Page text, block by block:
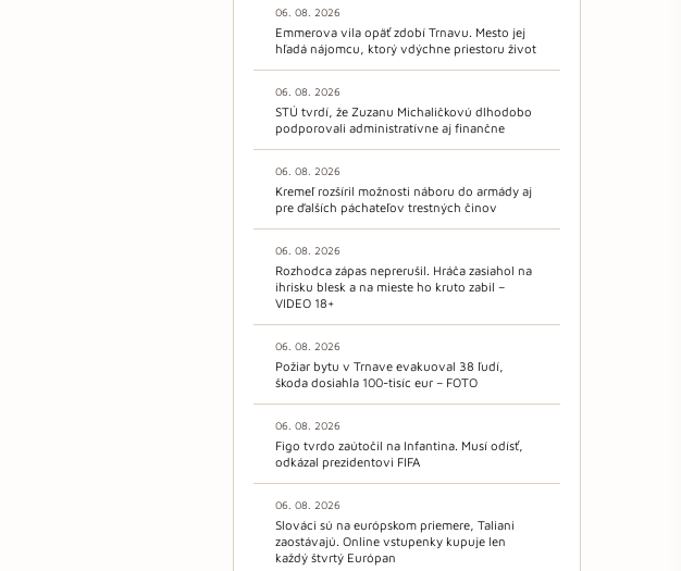
06. 08. 2026
Emmerova vila opäť zdobí Trnavu. Mesto jej
hľadá nájomcu, ktorý vdýchne priestoru život
06. 08. 2026
STÚ tvrdí, že Zuzanu Michaličkovú dlhodobo
podporovali administratívne aj finančne
06. 08. 2026
Kremeľ rozšíril možnosti náboru do armády aj
pre ďalších páchateľov trestných činov
06. 08. 2026
Rozhodca zápas neprerušil. Hráča zasiahol na
ihrisku blesk a na mieste ho kruto zabil –
VIDEO 18+
06. 08. 2026
Požiar bytu v Trnave evakuoval 38 ľudí,
škoda dosiahla 100-tisíc eur – FOTO
06. 08. 2026
Figo tvrdo zaútočil na Infantina. Musí odísť,
odkázal prezidentovi FIFA
06. 08. 2026
Slováci sú na európskom priemere, Taliani
zaostávajú. Online vstupenky kupuje len
každý štvrtý Európan